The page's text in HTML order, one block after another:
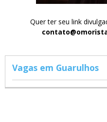
Quer ter seu link
Vagas em Guarulhos